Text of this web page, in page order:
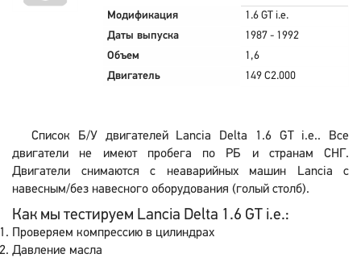
Модификация
1.6 GT i.e.
Даты выпуска
1987 - 1992
Объем
1,6
Двигатель
149 C2.000
Список Б/У двигателей Lancia Delta 1.6 GT i.e.. Все
двигатели не имеют пробега по РБ и странам СНГ.
Двигатели снимаются с неаварийных машин Lancia с
навесным/без навесного оборудования (голый столб).
Как мы тестируем Lancia Delta 1.6 GT i.e.:
Проверяем компрессию в цилиндрах
Давление масла